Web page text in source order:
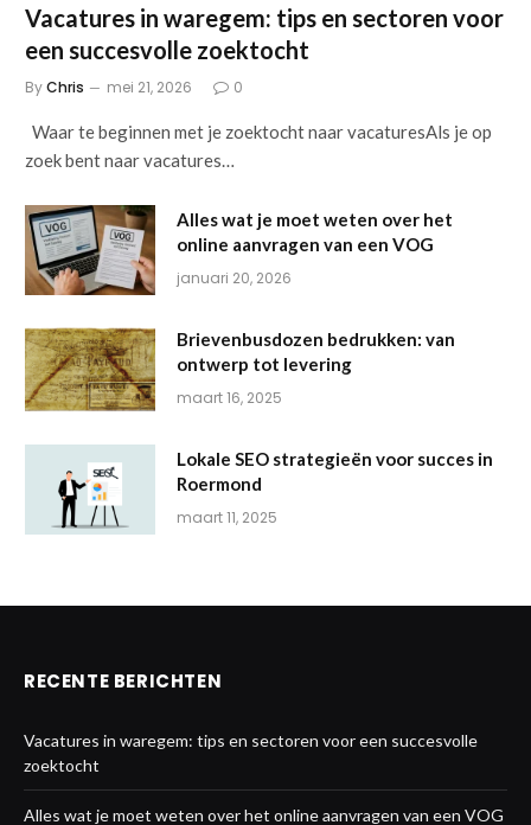
Vacatures in waregem: tips en sectoren voor
een succesvolle zoektocht
ByChris mei 21, 2026 0
Waar te beginnen met je zoektocht naar vacaturesAls je op
zoek bent naar vacatures…
Alles wat je moet weten over het
online aanvragen van een VOG
januari 20, 2026
Brievenbusdozen bedrukken: van
ontwerp tot levering
maart 16, 2025
Lokale SEO strategieën voor succes in
Roermond
maart 11, 2025
RECENTE BERICHTEN
Vacatures in waregem: tips en sectoren voor een succesvolle
zoektocht
Alles wat je moet weten over het online aanvragen van een VOG